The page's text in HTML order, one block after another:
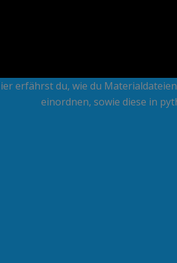
erfährst du, wie du
einordnen, sowie diese in